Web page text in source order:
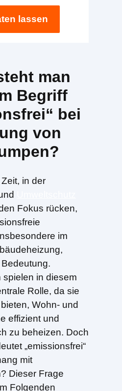
lassen
man
Begriff
bei
von
in der
Fokus rücken,
im
in diesem
Rolle, da sie
Wohn- und
effizient und
zu beheizen. Doch
„emissionsfrei“
mit
Dieser Frage
Folgenden